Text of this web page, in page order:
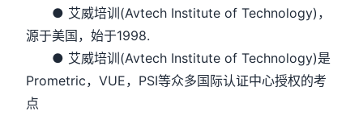
● 艾威培训(Avtech Institute of Technology)，
源于美国，始于1998.
● 艾威培训(Avtech Institute of Technology)是
Prometric，VUE，PSI等众多国际认证中心授权的考
点